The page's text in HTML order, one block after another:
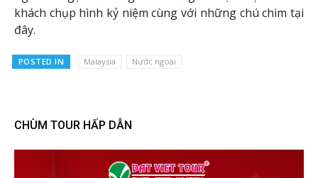
khách chụp hình kỷ niệm cùng với những chú chim tại
đây.
POSTED IN Malaysia Nước ngoài
CHÙM TOUR HẤP DẪN